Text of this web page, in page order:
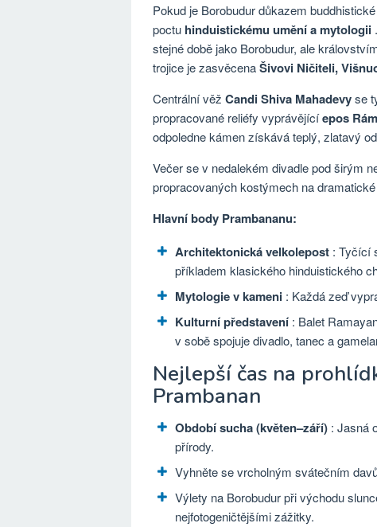
Pokud je Borobudur důkazem
poctu hinduistickému umění a mytologii
stejné době jako Borobudur, ale
trojice je zasvěcenaŠivovi Ničiteli,
Centrální věž Candi Shiva Mahadevyse
propracované reliéfy vyprávějícíepos
odpoledne kámen získává teplý, zlatavý
Večer se v nedalekém divadle pod širým
propracovaných kostýmech na
Hlavní body Prambananu:
Architektonická velkolepost : Tyčící
příkladem klasického hinduistického
Mytologie v kameni : Každá zeď
Kulturní představení : Balet
v sobě spojuje divadlo, tanec a
Nejlepší čas na
Prambanan
Období sucha (květen–září) : Jasná
přírody.
Vyhněte se vrcholným svátečním
Výlety na Borobudur při východu
nejfotogeničtějšími zážitky.